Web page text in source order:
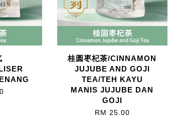
桂圆枣杞茶/CINNAMON
JUJUBE AND GOJI
TEA/TEH KAYU
MANIS JUJUBE DAN
GOJI
RM 25.00